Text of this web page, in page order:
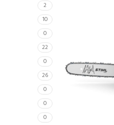
2
10
0
22
0
26
0
0
0